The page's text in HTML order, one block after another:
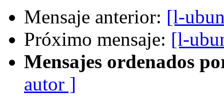
Mensaje anterior: [l-
Próximo mensaje: [l-
Mensajes ordenados
autor ]